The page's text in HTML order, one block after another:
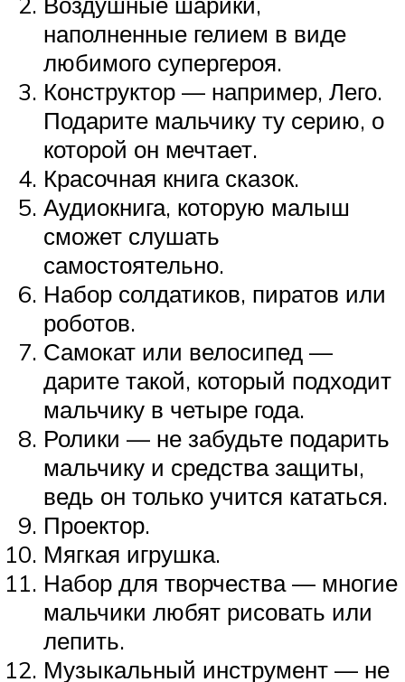
наполненные гелием в виде
любимого супергероя.
Конструктор — например, Лего.
Подарите мальчику ту серию, о
которой он мечтает.
Красочная книга сказок.
Аудиокнига, которую малыш
сможет слушать
самостоятельно.
Набор солдатиков, пиратов или
роботов.
Самокат или велосипед —
дарите такой, который подходит
мальчику в четыре года.
Ролики — не забудьте подарить
мальчику и средства защиты,
ведь он только учится кататься.
Проектор.
Мягкая игрушка.
Набор для творчества — многие
мальчики любят рисовать или
лепить.
Музыкальный инструмент — не